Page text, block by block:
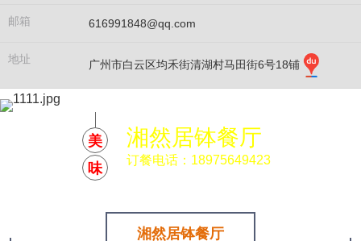
邮箱 616991848@qq.com
地址 广州市白云区均禾街清湖村马田街6号18铺
美
味
湘然居钵餐厅
订餐电话：18975649423
湘然居钵餐厅